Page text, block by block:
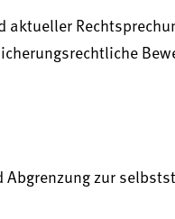
aktueller
zur